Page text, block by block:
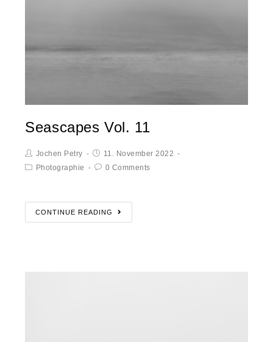
Seascapes Vol. 11
Jochen Petry
11. November 2022
Photographie
0 Comments
CONTINUE READING